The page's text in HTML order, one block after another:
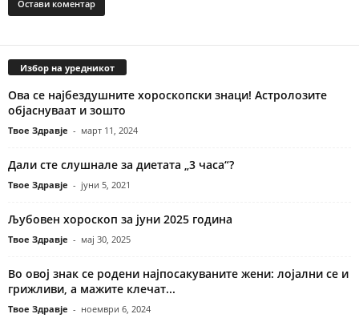
Избор на уредникот
Ова се најбездушните хороскопски знаци! Астролозите
објаснуваат и зошто
Твое Здравје - март 11, 2024
Дали сте слушнале за диетата „3 часа“?
Твое Здравје - јуни 5, 2021
Љубовен хороскоп за јуни 2025 година
Твое Здравје - мај 30, 2025
Во овој знак се родени најпосакуваните жени: лојални се и
грижливи, а мажите клечат...
Твое Здравје - ноември 6, 2024